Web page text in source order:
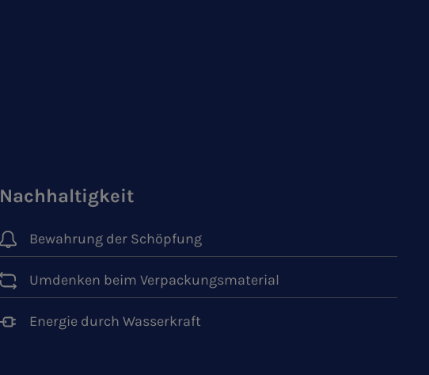
Nachhaltigkeit
Bewahrung der Schöpfung
Umdenken beim Verpackungsmaterial
Energie durch Wasserkraft